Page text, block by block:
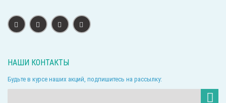
НАШИ КОНТАКТЫ
Будьте в курсе наших акций, подпишитесь на рассылку: